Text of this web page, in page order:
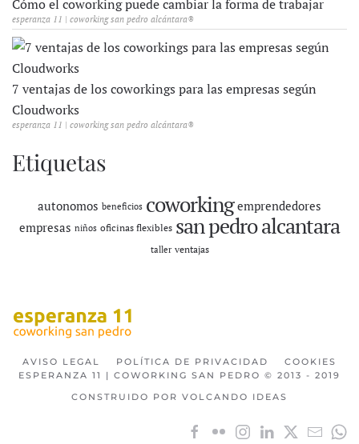
Cómo el coworking puede cambiar la forma de trabajar
esperanza 11 | coworking san pedro alcántara®
7 ventajas de los coworkings para las empresas según
Cloudworks
esperanza 11 | coworking san pedro alcántara®
Etiquetas
autonomos beneficios coworking emprendedores
empresas niños oficinas flexibles san pedro alcantara
taller ventajas
AVISO LEGAL POLÍTICA DE PRIVACIDAD
COOKIES
ESPERANZA 11 | COWORKING SAN PEDRO © 2013 - 2019
CONSTRUIDO POR VOLCANDO IDEAS